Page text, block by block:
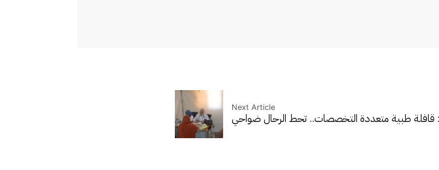
Next Article
قافلة طبية متعددة التخصصات.. تحط الرحال ضواحي